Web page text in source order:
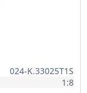
024-K.33025T1S
1:8